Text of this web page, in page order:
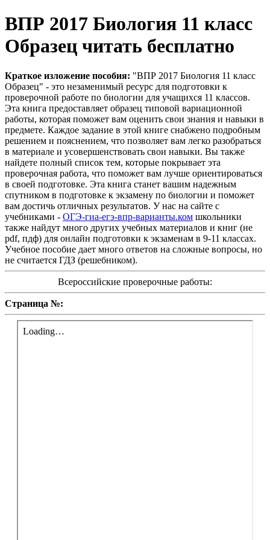
ВПР 2017 Биология 11 класс
Образец читать бесплатно
Краткое изложение пособия: "ВПР 2017 Биология 11 класс
Образец" - это незаменимый ресурс для подготовки к
проверочной работе по биологии для учащихся 11 классов.
Эта книга предоставляет образец типовой вариационной
работы, которая поможет вам оценить свои знания и навыки в
предмете. Каждое задание в этой книге снабжено подробным
решением и пояснением, что позволяет вам легко разобраться
в материале и усовершенствовать свои навыки. Вы также
найдете полный список тем, которые покрывает эта
проверочная работа, что поможет вам лучше ориентироваться
в своей подготовке. Эта книга станет вашим надежным
спутником в подготовке к экзамену по биологии и поможет
вам достичь отличных результатов. У нас на сайте с
учебниками - ОГЭ-гиа-егэ-впр-варианты.ком школьники
также найдут много других учебных материалов и книг (не
pdf, пдф) для онлайн подготовки к экзаменам в 9-11 классах.
Учебное пособие дает много ответов на сложные вопросы, но
не считается ГДЗ (решебником).
Всероссийские проверочные работы:
Страница №: